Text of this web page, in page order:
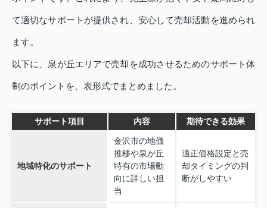
て適切なサポートが提供され、安心して売却活動を進められ
ます。
以下に、泉が丘エリアで売却を成功させるためのサポート体
制のポイントを、表形式でまとめました。
サポート項目 内容 期待できる効果
地域特化のサポート
金沢市の地価
推移や泉が丘
特有の市場動
向に詳しい担
当
適正価格設定と売
却タイミングの判
断がしやすい